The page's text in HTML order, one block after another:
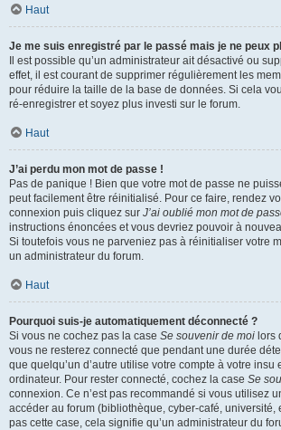
Haut
Je me suis enregistré par le passé mais je ne peux
Il est possible qu’un administrateur ait désactivé ou
effet, il est courant de supprimer régulièrement les
pour réduire la taille de la base de données. Si cela
ré-enregistrer et soyez plus investi sur le forum.
Haut
J’ai perdu mon mot de passe !
Pas de panique ! Bien que votre mot de passe ne
peut facilement être réinitialisé. Pour ce faire, rendez
connexion puis cliquez sur J’ai oublié mon mot de
instructions énoncées et vous devriez pouvoir à
Si toutefois vous ne parveniez pas à réinitialiser votre
un administrateur du forum.
Haut
Pourquoi suis-je automatiquement déconnecté ?
Si vous ne cochez pas la case Se souvenir de moi lors
vous ne resterez connecté que pendant une durée
que quelqu’un d’autre utilise votre compte à votre insu
ordinateur. Pour rester connecté, cochez la case Se
connexion. Ce n’est pas recommandé si vous utilisez
accéder au forum (bibliothèque, cyber-café, université,
pas cette case, cela signifie qu’un administrateur du